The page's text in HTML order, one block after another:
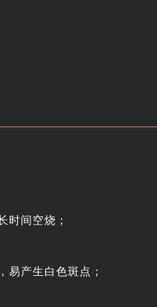
时间空烧 ；
易产生白色斑点；